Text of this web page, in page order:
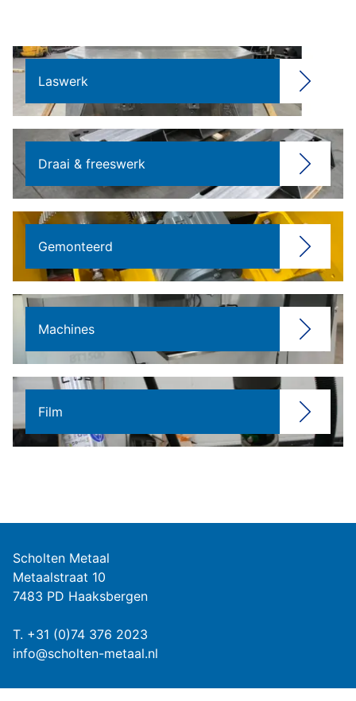
Laswerk
Draai & freeswerk
Gemonteerd
Machines
Film
Scholten Metaal
Metaalstraat 10
7483 PD Haaksbergen
T. +31 (0)74 376 2023
info@scholten-metaal.nl